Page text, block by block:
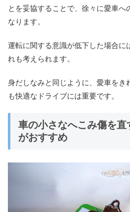
とを妥協することで、徐々に愛車へ
なります。
運転に関する意識が低下した場合に
れも考えられます。
身だしなみと同じように、愛車をき
も快適なドライブには重要です。
車の小さなへこみ傷を直
がおすすめ